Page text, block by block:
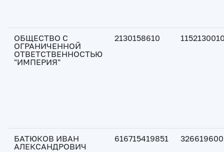
ОБЩЕСТВО С
ОГРАНИЧЕННОЙ
ОТВЕТСТВЕННОСТЬЮ
"ИМПЕРИЯ"
2130158610
БАТЮКОВ ИВАН
АЛЕКСАНДРОВИЧ
616715419851